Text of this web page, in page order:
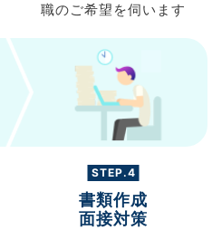
職のご希望を伺います
STEP.4
書類作成
面接対策